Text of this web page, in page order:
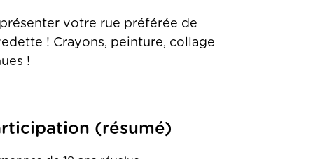
votre rue préférée de
! Crayons, peinture, collage
!
(résumé)